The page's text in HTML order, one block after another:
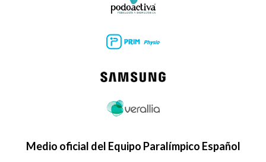
Medio oficial del Equipo Paralímpico Español